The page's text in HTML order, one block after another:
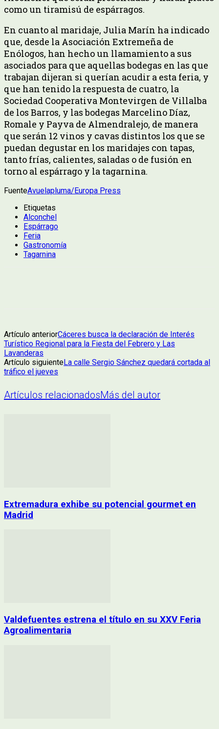
como un tiramisú de espárragos.
En cuanto al maridaje, Julia Marín ha indicado
que, desde la Asociación Extremeña de
Enólogos, han hecho un llamamiento a sus
asociados para que aquellas bodegas en las que
trabajan dijeran si querían acudir a esta feria, y
que han tenido la respuesta de cuatro, la
Sociedad Cooperativa Montevirgen de Villalba
de los Barros, y las bodegas Marcelino Díaz,
Romale y Payva de Almendralejo, de manera
que serán 12 vinos y cavas distintos los que se
puedan degustar en los maridajes con tapas,
tanto frías, calientes, saladas o de fusión en
torno al espárrago y la tagarnina.
FuenteAvuelapluma/Europa Press
Etiquetas
Alconchel
Espárrago
Feria
Gastronomía
Tagarnina
Artículo anteriorCáceres busca la declaración de Interés
Turístico Regional para la Fiesta del Febrero y Las
Lavanderas
Artículo siguienteLa calle Sergio Sánchez quedará cortada al
tráfico el jueves
Artículos relacionadosMás del autor
Extremadura exhibe su potencial gourmet en
Madrid
Valdefuentes estrena el título en su XXV Feria
Agroalimentaria